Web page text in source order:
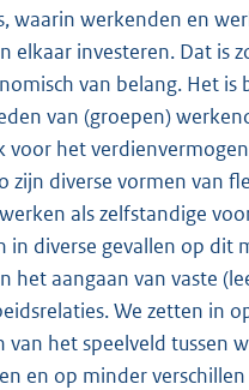
waarin werkenden en
elkaar investeren. Dat is
van belang. Het is
van (groepen)
voor het
zijn diverse vormen van
als zelfstandige
in diverse gevallen op dit
het aangaan van vaste
We zetten in
van het speelveld tussen
en op minder